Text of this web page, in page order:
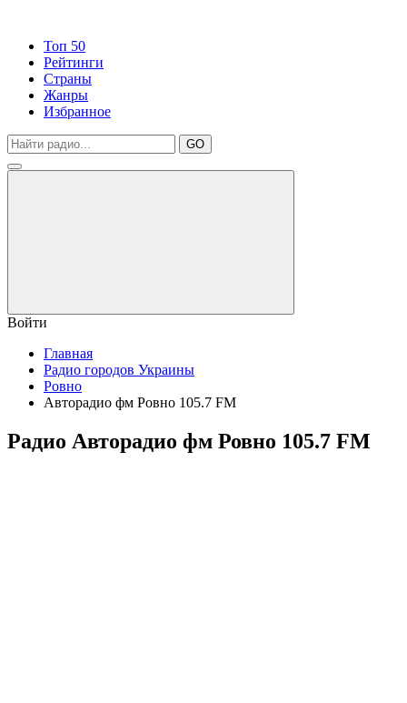
Топ 50
Рейтинги
Страны
Жанры
Избранное
GO
Войти
Главная
Радио городов Украины
Ровно
Авторадио фм Ровно 105.7 FM
Радио Авторадио фм Ровно 105.7 FM